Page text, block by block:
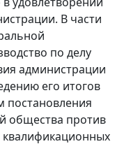
В части
по делу
администрации
его итогов
постановления
общества против